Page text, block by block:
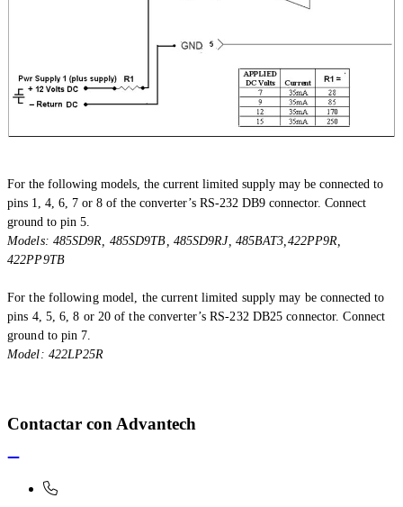
For the following models, the current limited supply may be connected to
pins 1, 4, 6, 7 or 8 of the converter’s RS-232 DB9 connector. Connect
ground to pin 5.
Models: 485SD9R, 485SD9TB, 485SD9RJ, 485BAT3,422PP9R,
422PP9TB
For the following model, the current limited supply may be connected to
pins 4, 5, 6, 8 or 20 of the converter’s RS-232 DB25 connector. Connect
ground to pin 7.
Model: 422LP25R
Contactar con Advantech